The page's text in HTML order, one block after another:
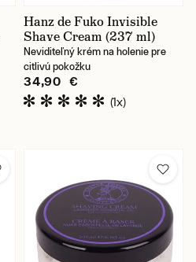
Hanz de Fuko Invisible
Shave Cream (237 ml)
Neviditeľný krém na holenie pre
citlivú pokožku
34,90 €
(1x)